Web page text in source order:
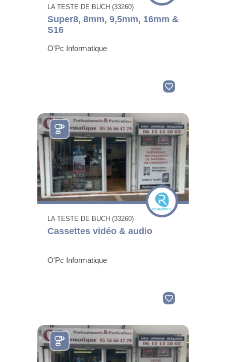
LA TESTE DE BUCH (33260)
Super8, 8mm, 9,5mm, 16mm &
S16
O'Pc Informatique
LA TESTE DE BUCH (33260)
Cassettes vidéo & audio
O'Pc Informatique